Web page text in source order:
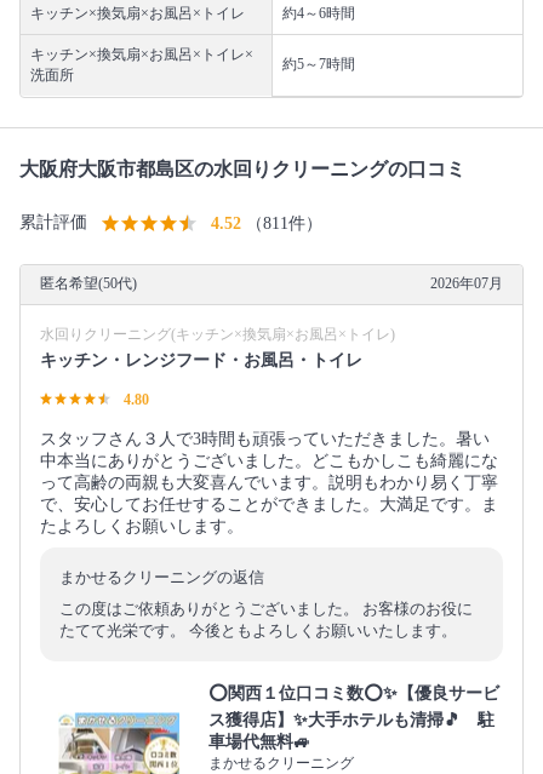
キッチン×換気扇×お風呂×トイレ 約4～6時間
キッチン×換気扇×お風呂×トイレ×
洗面所
約5～7時間
大阪府大阪市都島区の水回りクリーニングの口コミ
累計評価 4.52 （811件）
匿名希望(50代) 2026年07月
水回りクリーニング(キッチン×換気扇×お風呂×トイレ)
キッチン・レンジフード・お風呂・トイレ
4.80
スタッフさん３人で3時間も頑張っていただきました。暑い
中本当にありがとうございました。どこもかしこも綺麗にな
って高齢の両親も大変喜んでいます。説明もわかり易く丁寧
で、安心してお任せすることができました。大満足です。ま
たよろしくお願いします。
まかせるクリーニングの返信
この度はご依頼ありがとうございました。 お客様のお役に
たてて光栄です。 今後ともよろしくお願いいたします。
⭕関西１位口コミ数⭕✨【優良サービ
ス獲得店】✨大手ホテルも清掃🎵 駐
車場代無料🚙
まかせるクリーニング